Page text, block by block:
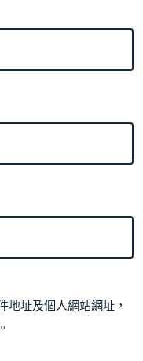
地址及個人網站網址，